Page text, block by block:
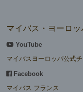
マイバス・ヨーロッ
YouTube
マイバスヨーロッパ公式
Facebook
マイバス フランス